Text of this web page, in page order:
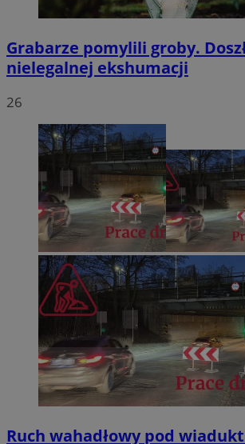
Grabarze pomylili groby.
nielegalnej ekshumacji
26
Ruch wahadłowy pod